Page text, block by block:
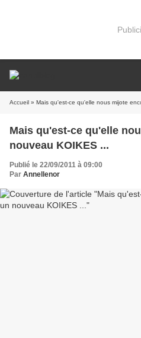
Accueil » Mais qu'est-ce qu'elle nous mijote
Mais qu'est-ce qu'elle
nouveau KOIKES ...
Publié le 22/09/2011 à 09:00
Par Annellenor